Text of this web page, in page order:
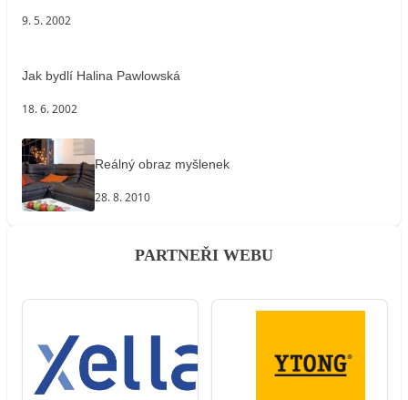
9. 5. 2002
Jak bydlí Halina Pawlowská
18. 6. 2002
Reálný obraz myšlenek
28. 8. 2010
PARTNEŘI WEBU